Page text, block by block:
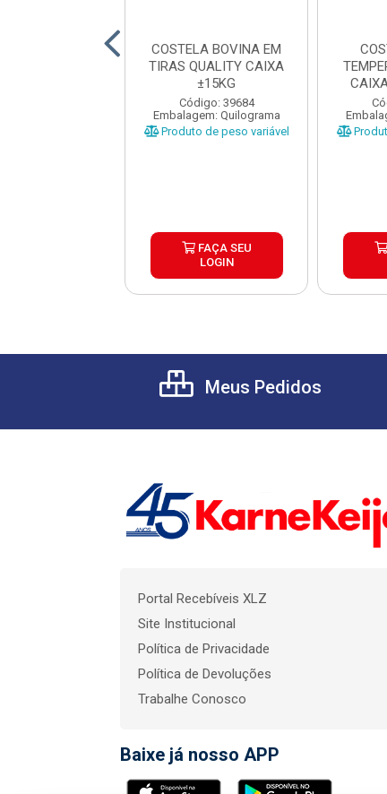
COSTELA BOVINA EM
TIRAS QUALITY CAIXA
±15KG
Código: 39684
Embalagem: Quilograma
Produto de peso variável
FAÇA SEU
LOGIN
Meus Pedidos
Portal Recebíveis XLZ
Site Institucional
Política de Privacidade
Política de Devoluções
Trabalhe Conosco
Baixe já nosso APP